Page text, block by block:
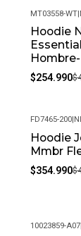
-41%
MT03558-WT|
Hoodie
$254.990
-19%
FD7465-200
Hoodie
Mmbr
$354.990
10023859-A07